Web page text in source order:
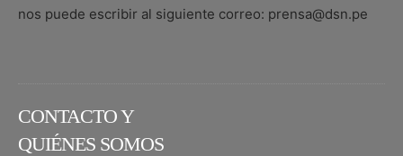
nos puede escribir al siguiente correo: prensa@dsn.pe
CONTACTO Y
QUIÉNES SOMOS